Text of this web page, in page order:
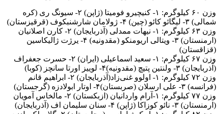
وزن ۶۰ کیلوگرم: ۱- کنیچیرو فومیتا (ژاپن) ۲- سیونگ ری (کره
شمالی) ۳- لیگائو کائو (چین) ۴- ژولامان شارشنبکوف (قرقیزستان)
وزن ۶۳ کیلوگرم: ۱- نیهات ممدلی (آذربایجان) ۲- کارن اصلانیان
(ارمنستان) ۳- ویتالی اریومنکو (مقدونیه) ۴- یرژت ژالیکاسین
(قزاقستان)
وزن ۶۷ کیلوگرم: ۱- سعید اسماعیلی (ایران) ۲- حسرت جعفراف
(آذربایجان) ۳- ولنتین پتیچ (مقدونیه)۴- لوییز اورتا سانچز (کوبا)
وزن ۷۲ کیلوگرم: ۱- اولوو غنی‌زاد(آذربایجان) ۲- ابراهیم قانم
(فرانسه) ۳- علی ارسلان (صربستان)۴- اوتار ابولادزه (گرجستان)
وزن ۷۷ کیلوگرم: ۱-آرام واردانیان (ازبکستان) ۲- مالخاس آمویان
(ارمنستان) ۳- نائو کوزاکا (ژاپن) ۴- سنان سلیمان اف (آذربایجان)